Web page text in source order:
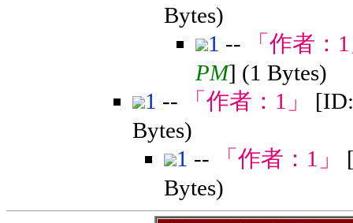
Bytes)
1 -- 「作者： 1
PM] (1 Bytes)
1 -- 「作者： 1 」
Bytes)
1 -- 「作者： 1 」
Bytes)